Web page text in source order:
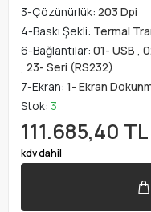
3-Çözünürlük: 203 Dpi
4-Baskı Şekli: Termal
6-Bağlantılar: 01- USB ,
, 23- Seri (RS232)
7-Ekran: 1- Ekran
Stok: 3
111.685,40 TL
kdv dahil